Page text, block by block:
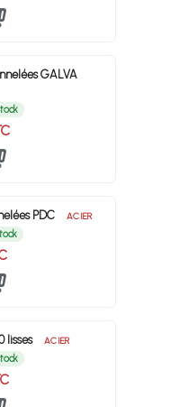
GALVA
PDC ACIER
lisses ACIER